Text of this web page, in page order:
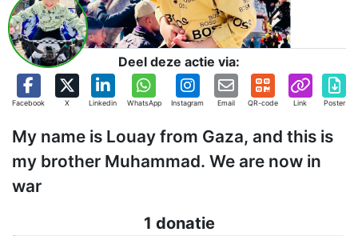
Deel deze actie via:
Facebook X Linkedin WhatsApp Instagram Email QR-code Link Poster
My name is Louay from Gaza, and this is
my brother Muhammad. We are now in
war
1 donatie